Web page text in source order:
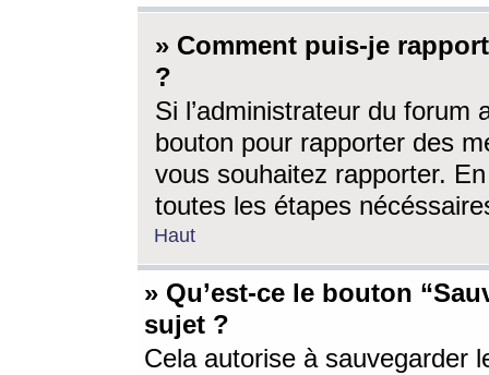
» Comment puis-je
?
Si l’administrateur du forum
bouton pour rapporter des
vous souhaitez rapporter.
toutes les étapes
Haut
» Qu’est-ce le bouton
sujet ?
Cela autorise à sauvegarder